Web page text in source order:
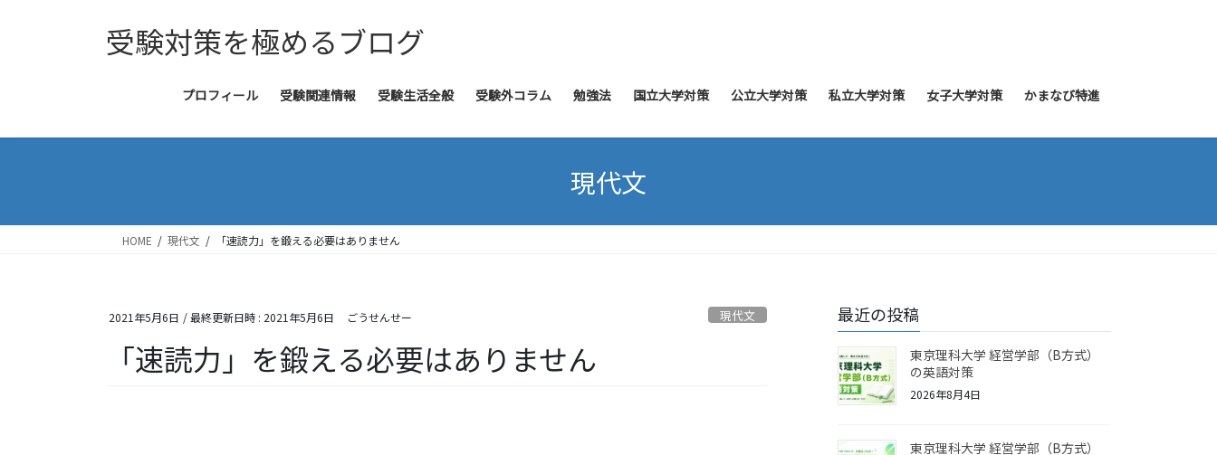
ス
ン
受験対策を極めるブログ
プロフィール 受験関連情報 受験生活全般 受験外コラム 勉強法 国立大学対策 公立大学対策 私立大学対策 女子大学対策 かまなび特進
現代文
HOME 現代文 「速読力」を鍛える必要はありません
2021年5月6日 / 最終更新日時 : 2021年5月6日 ごうせんせー 現代文
「速読力」を鍛える必要はありません
最近の投稿
東京理科大学 経営学部（B方式）
の英語対策
2026年8月4日
東京理科大学 経営学部（B方式）